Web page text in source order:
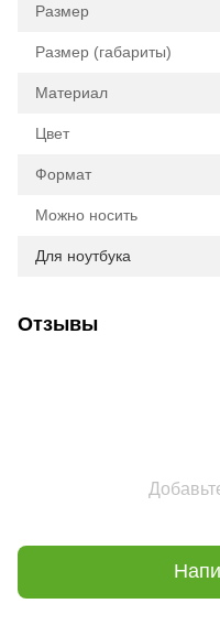
Размер
Размер (габариты)
Материал
Цвет
Формат
Можно носить
Для ноутбука
Отзывы